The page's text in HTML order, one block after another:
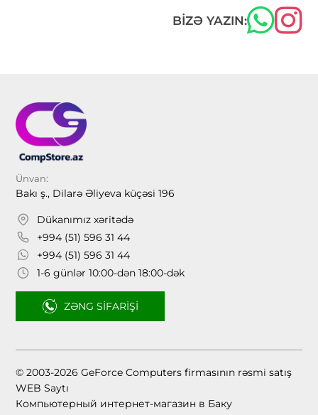
BIZƏ YAZIN:
Ünvan:
Bakı ş., Dilarə Əliyeva küçəsi 196
Dükanımız xəritədə
+994 (51) 596 31 44
+994 (51) 596 31 44
1-6 günlər 10:00-dən 18:00-dək
ZƏNG SIFARIŞI
© 2003-2026 GeForce Computers firmasının rəsmi satış
WEB Saytı
Компьютерный интернет-магазин в Баку